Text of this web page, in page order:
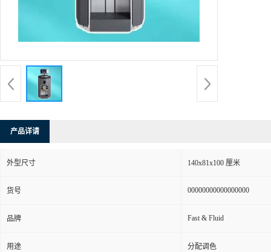
产品详请
外型尺寸 140x81x100 厘米
货号 00000000000000000
品牌 Fast & Fluid
用途 分配调色